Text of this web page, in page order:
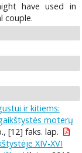
have used in
couple.
ir kitiems:
moterų
[12] faks. lap.
XIV-XVI